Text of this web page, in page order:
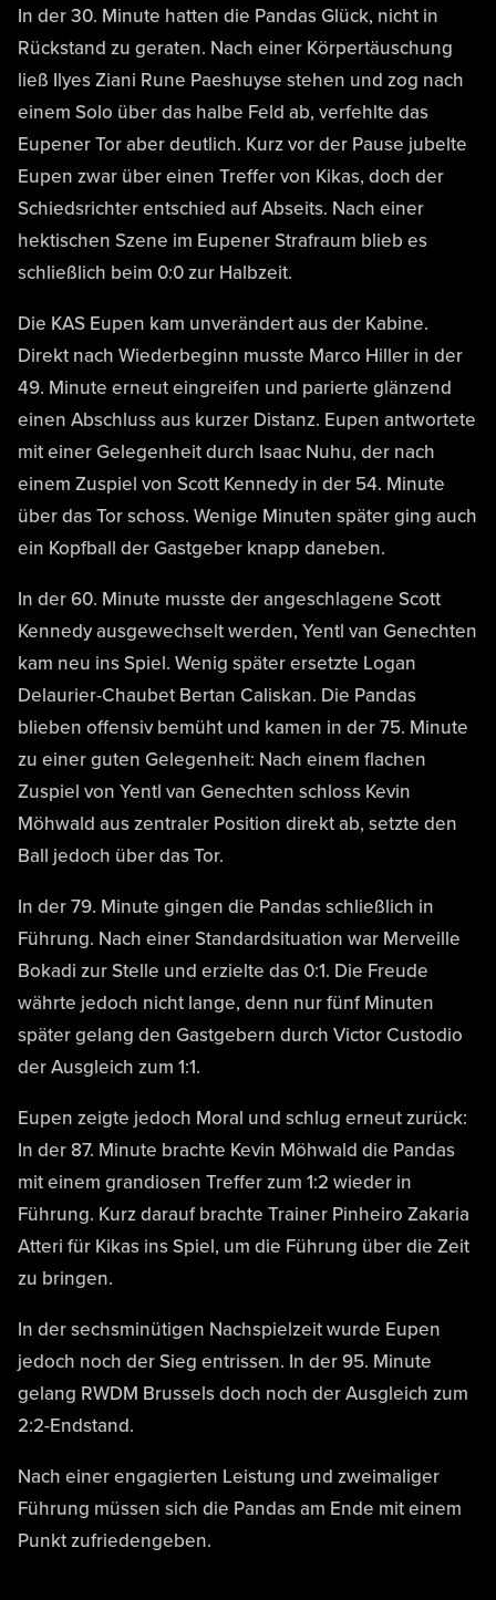
In der 30. Minute hatten die Pandas Glück, nicht in
Rückstand zu geraten. Nach einer Körpertäuschung
ließ Ilyes Ziani Rune Paeshuyse stehen und zog nach
einem Solo über das halbe Feld ab, verfehlte das
Eupener Tor aber deutlich. Kurz vor der Pause jubelte
Eupen zwar über einen Treffer von Kikas, doch der
Schiedsrichter entschied auf Abseits. Nach einer
hektischen Szene im Eupener Strafraum blieb es
schließlich beim 0:0 zur Halbzeit.
Die KAS Eupen kam unverändert aus der Kabine.
Direkt nach Wiederbeginn musste Marco Hiller in der
49. Minute erneut eingreifen und parierte glänzend
einen Abschluss aus kurzer Distanz. Eupen antwortete
mit einer Gelegenheit durch Isaac Nuhu, der nach
einem Zuspiel von Scott Kennedy in der 54. Minute
über das Tor schoss. Wenige Minuten später ging auch
ein Kopfball der Gastgeber knapp daneben.
In der 60. Minute musste der angeschlagene Scott
Kennedy ausgewechselt werden, Yentl van Genechten
kam neu ins Spiel. Wenig später ersetzte Logan
Delaurier-Chaubet Bertan Caliskan. Die Pandas
blieben offensiv bemüht und kamen in der 75. Minute
zu einer guten Gelegenheit: Nach einem flachen
Zuspiel von Yentl van Genechten schloss Kevin
Möhwald aus zentraler Position direkt ab, setzte den
Ball jedoch über das Tor.
In der 79. Minute gingen die Pandas schließlich in
Führung. Nach einer Standardsituation war Merveille
Bokadi zur Stelle und erzielte das 0:1. Die Freude
währte jedoch nicht lange, denn nur fünf Minuten
später gelang den Gastgebern durch Victor Custodio
der Ausgleich zum 1:1.
Eupen zeigte jedoch Moral und schlug erneut zurück:
In der 87. Minute brachte Kevin Möhwald die Pandas
mit einem grandiosen Treffer zum 1:2 wieder in
Führung. Kurz darauf brachte Trainer Pinheiro Zakaria
Atteri für Kikas ins Spiel, um die Führung über die Zeit
zu bringen.
In der sechsminütigen Nachspielzeit wurde Eupen
jedoch noch der Sieg entrissen. In der 95. Minute
gelang RWDM Brussels doch noch der Ausgleich zum
2:2-Endstand.
Nach einer engagierten Leistung und zweimaliger
Führung müssen sich die Pandas am Ende mit einem
Punkt zufriedengeben.